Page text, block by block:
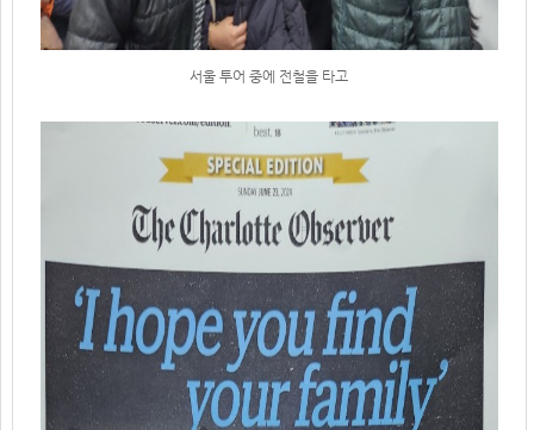
서울 투어 중에 전철을 타고